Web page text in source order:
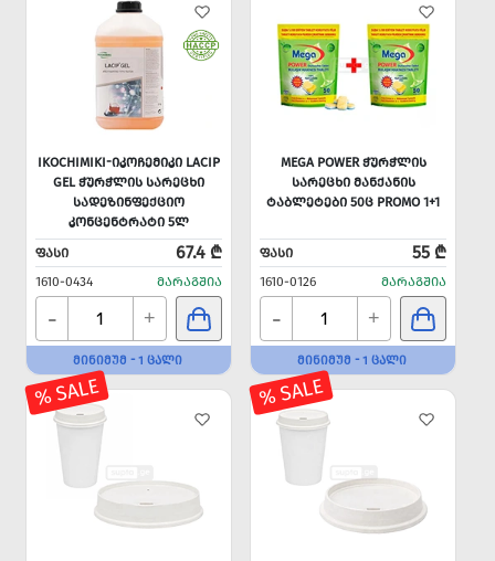
IKOCHIMIKI-ᲘᲙᲝᲩᲔᲛᲘᲙᲘ LACIP
GEL ᲭᲣᲠᲭᲚᲘᲡ ᲡᲐᲠᲔᲪᲮᲘ
ᲡᲐᲓᲔᲖᲘᲜᲤᲔᲥᲪᲘᲝ
ᲙᲝᲜᲪᲔᲜᲢᲠᲐᲢᲘ 5Ლ
ᲤᲐᲡᲘ
67.4 ₾
1610-0434 ᲛᲐᲠᲐᲒᲨᲘᲐ
- +
ᲛᲘᲜᲘᲛᲣᲛ - 1 ᲪᲐᲚᲘ
MEGA POWER ᲭᲣᲠᲭᲚᲘᲡ
ᲡᲐᲠᲔᲪᲮᲘ ᲛᲐᲜᲥᲐᲜᲘᲡ
ᲢᲐᲑᲚᲔᲢᲔᲑᲘ 50Ც PROMO 1+1
ᲤᲐᲡᲘ 55 ₾
1610-0126 ᲛᲐᲠᲐᲒᲨᲘᲐ
- +
ᲛᲘᲜᲘᲛᲣᲛ - 1 ᲪᲐᲚᲘ
% SALE % SALE